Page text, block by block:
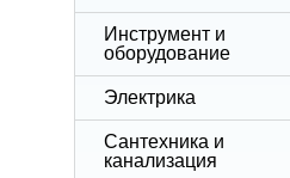
Инструмент и
оборудование
Электрика
Сантехника и
канализация